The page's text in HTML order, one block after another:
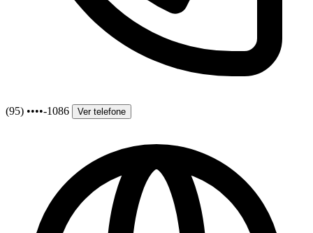
(95) ••••-1086 Ver telefone